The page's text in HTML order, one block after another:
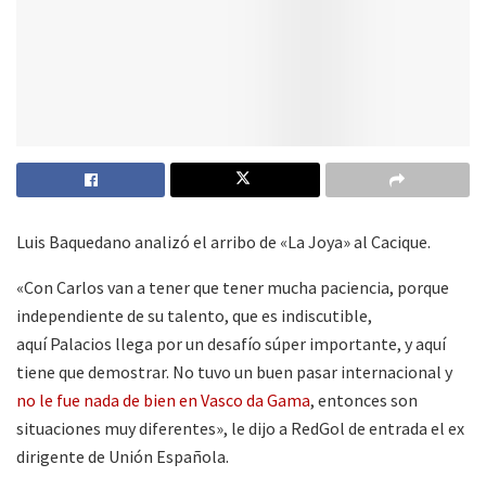
Luis Baquedano analizó el arribo de «La Joya» al Cacique.
«Con Carlos van a tener que tener mucha paciencia, porque
independiente de su talento, que es indiscutible,
aquí Palacios llega por un desafío súper importante, y aquí
tiene que demostrar. No tuvo un buen pasar internacional y
no le fue nada de bien en Vasco da Gama, entonces son
situaciones muy diferentes», le dijo a RedGol de entrada el ex
dirigente de Unión Española.